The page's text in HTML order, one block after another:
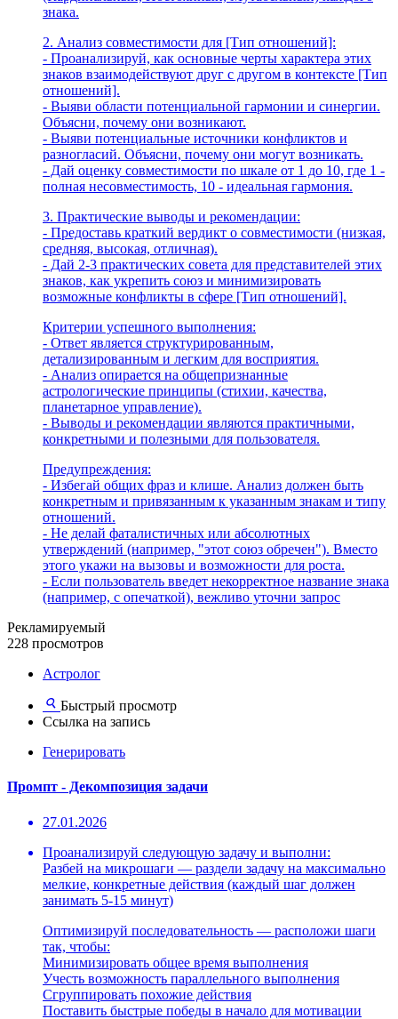
знака.
2. Анализ совместимости для [Тип отношений]:
- Проанализируй, как основные черты характера этих
знаков взаимодействуют друг с другом в контексте [Тип
отношений].
- Выяви области потенциальной гармонии и синергии.
Объясни, почему они возникают.
- Выяви потенциальные источники конфликтов и
разногласий. Объясни, почему они могут возникать.
- Дай оценку совместимости по шкале от 1 до 10, где 1 -
полная несовместимость, 10 - идеальная гармония.
3. Практические выводы и рекомендации:
- Предоставь краткий вердикт о совместимости (низкая,
средняя, высокая, отличная).
- Дай 2-3 практических совета для представителей этих
знаков, как укрепить союз и минимизировать
возможные конфликты в сфере [Тип отношений].
Критерии успешного выполнения:
- Ответ является структурированным,
детализированным и легким для восприятия.
- Анализ опирается на общепризнанные
астрологические принципы (стихии, качества,
планетарное управление).
- Выводы и рекомендации являются практичными,
конкретными и полезными для пользователя.
Предупреждения:
- Избегай общих фраз и клише. Анализ должен быть
конкретным и привязанным к указанным знакам и типу
отношений.
- Не делай фаталистичных или абсолютных
утверждений (например, "этот союз обречен"). Вместо
этого укажи на вызовы и возможности для роста.
- Если пользователь введет некорректное название знака
(например, с опечаткой), вежливо уточни запрос
Рекламируемый
228 просмотров
Астролог
Быстрый просмотр
Ссылка на запись
Генерировать
Промпт - Декомпозиция задачи
27.01.2026
Проанализируй следующую задачу и выполни:
Разбей на микрошаги — раздели задачу на максимально
мелкие, конкретные действия (каждый шаг должен
занимать 5-15 минут)
Оптимизируй последовательность — расположи шаги
так, чтобы:
Минимизировать общее время выполнения
Учесть возможность параллельного выполнения
Сгруппировать похожие действия
Поставить быстрые победы в начало для мотивации